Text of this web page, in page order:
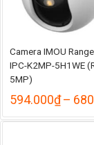
Camera IMOU
IPC-K2MP-5H1WE
5MP)
594.000₫–